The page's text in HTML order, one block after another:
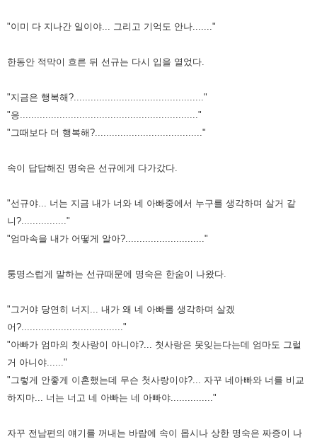
"이미 다 지나간 일이야... 그리고 기억도 안나......."
한동안 적막이 흐른 뒤 선규는 다시 입을 열었다.
"지금은 행복해?.............................................."
"응..............................................................."
"그때보다 더 행복해?......................................"
속이 답답해진 명숙은 선규에게 다가갔다.
"선규야... 너는 지금 내가 너와 네 아빠중에서 누구를 생각하며 살거 같
니?................"
"엄마속을 내가 어떻게 알아?............................"
퉁명스럽게 말하는 선규때문에 명숙은 한숨이 나왔다.
"그거야 당연히 너지... 내가 왜 네 아빠를 생각하며 살겠
어?...................................."
"아빠가 엄마의 첫사랑이 아니야?... 첫사랑은 못잊는다는데 엄마도 그럴
거 아니야......"
"그렇게 안좋게 이혼했는데 무슨 첫사랑이야?... 자꾸 네아빠와 너를 비교
하지마... 너는 너고 네 아빠는 네 아빠야..............."
자꾸 전남편의 얘기를 꺼내는 바람에 속이 몹시나 상한 명숙은 짜증이 나